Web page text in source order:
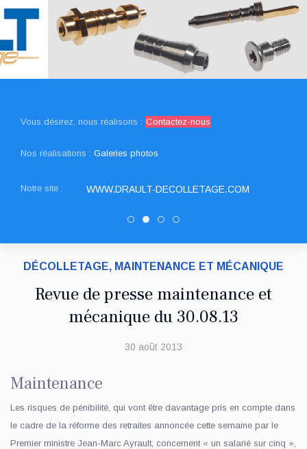
Vous désirez, nous réalisons : Contactez-nous
Nos réalisations : Galeries photos
Notre site : WWW.DRAULT-DECOLLETAGE.COM
PATUREL DECOLLETAGE
DRAULT DECOLLETAGE
Decolletage.xyz
DÉCOLLETAGE, MAINTENANCE ET MÉCANIQUE
Revue de presse maintenance et
mécanique du 30.08.13
30 août 2013
Maintenance
Les risques de pénibilité, qui vont être davantage pris en compte dans
le cadre de la réforme des retraites annoncée cette semaine par le
Premier ministre Jean-Marc Ayrault, concernent « un salarié sur cinq »,